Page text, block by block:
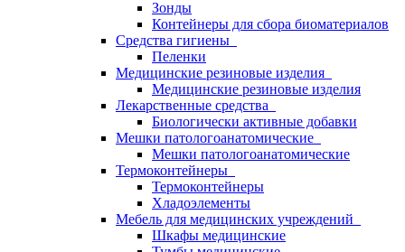
Зонды
Контейнеры для сбора биоматериалов
Средства гигиены
Пеленки
Медицинские резиновые изделия
Медицинские резиновые изделия
Лекарственные средства
Биологически активные добавки
Мешки патологоанатомические
Мешки патологоанатомические
Термоконтейнеры
Термоконтейнеры
Хладоэлементы
Мебель для медицинских учреждений
Шкафы медицинские